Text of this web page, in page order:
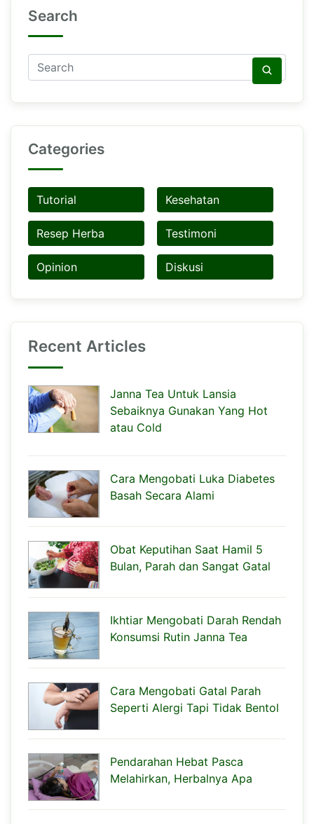
Search
Categories
Tutorial Kesehatan
Resep Herba Testimoni
Opinion Diskusi
Recent Articles
Janna Tea Untuk Lansia
Sebaiknya Gunakan Yang Hot
atau Cold
Cara Mengobati Luka Diabetes
Basah Secara Alami
Obat Keputihan Saat Hamil 5
Bulan, Parah dan Sangat Gatal
Ikhtiar Mengobati Darah Rendah
Konsumsi Rutin Janna Tea
Cara Mengobati Gatal Parah
Seperti Alergi Tapi Tidak Bentol
Pendarahan Hebat Pasca
Melahirkan, Herbalnya Apa